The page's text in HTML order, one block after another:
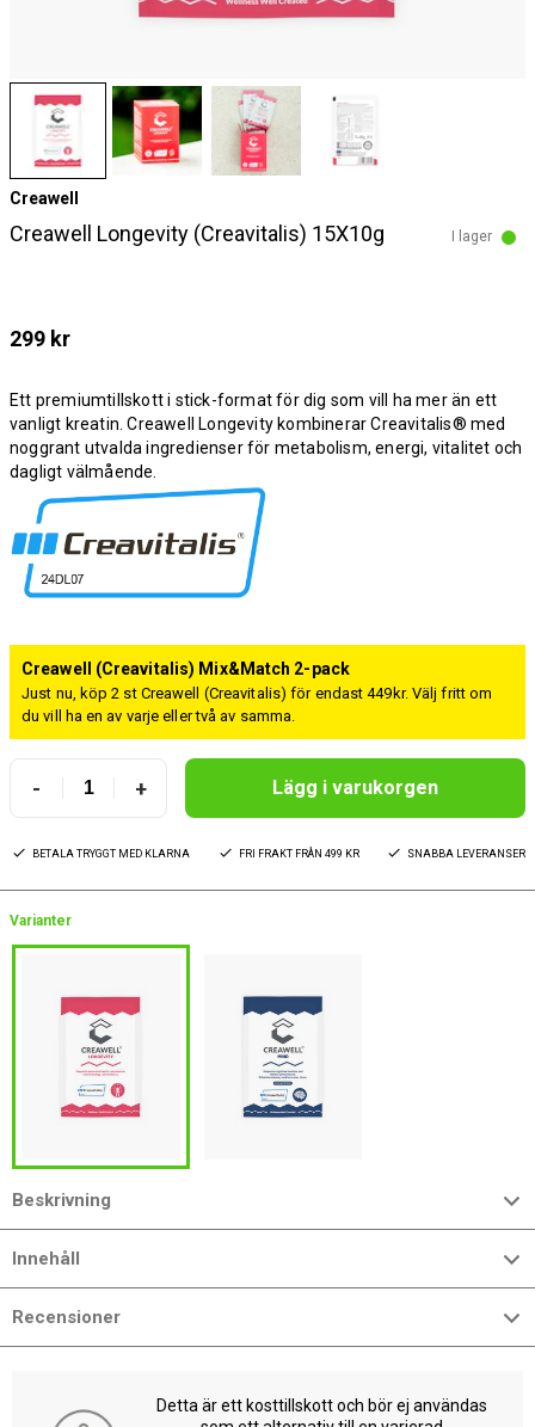
Creawell
Creawell Longevity (Creavitalis) 15X10g I lager
299 kr
Ett premiumtillskott i stick-format för dig som vill ha mer än ett
vanligt kreatin. Creawell Longevity kombinerar Creavitalis® med
noggrant utvalda ingredienser för metabolism, energi, vitalitet och
dagligt välmående.
Creawell (Creavitalis) Mix&Match 2-pack
Just nu, köp 2 st Creawell (Creavitalis) för endast 449kr. Välj fritt om
du vill ha en av varje eller två av samma.
- + Lägg i varukorgen
BETALA TRYGGT MED KLARNA FRI FRAKT FRÅN 499 KR SNABBA LEVERANSER
Varianter
Beskrivning
Innehåll
Recensioner
Detta är ett kosttillskott och bör ej användas